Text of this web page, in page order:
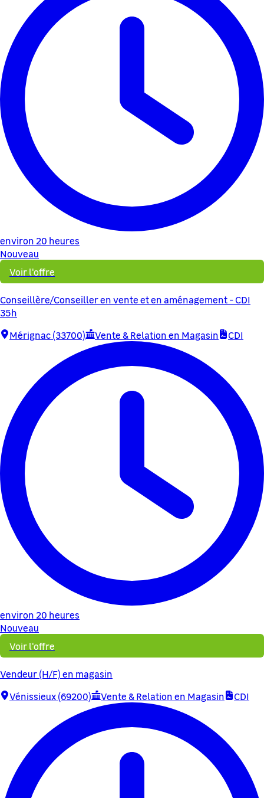
environ 20 heures
Nouveau
Voir l'offre
Conseillère/Conseiller en vente et en aménagement - CDI
35h
Mérignac (33700)
Vente & Relation en Magasin CDI
environ 20 heures
Nouveau
Voir l'offre
Vendeur (H/F) en magasin
Vénissieux (69200)
Vente & Relation en Magasin CDI